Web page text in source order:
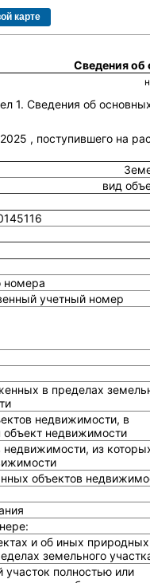
Сведения
1. Сведения об
, поступившего на
вид
номера
учетный номер
в пределах
недвижимости, в
недвижимости
из
объектов
и об иных природных
земельного
полностью или